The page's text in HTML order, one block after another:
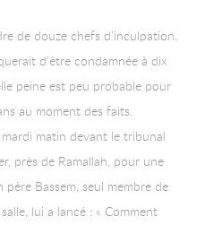
de douze chefs d’inculpation.
d’être condamnée à dix
peine est peu probable pour
au moment des faits.
matin devant le tribunal
près de Ramallah, pour une
Bassem, seul membre de
lui a lancé : « Comment